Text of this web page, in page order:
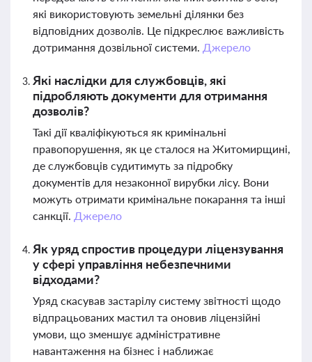
які використовують земельні ділянки без
відповідних дозволів. Це підкреслює важливість
дотримання дозвільної системи. Джерело
Які наслідки для службовців, які
підробляють документи для отримання
дозволів?
Такі дії кваліфікуються як кримінальні
правопорушення, як це сталося на Житомирщині,
де службовців судитимуть за підробку
документів для незаконної вирубки лісу. Вони
можуть отримати кримінальне покарання та інші
санкції. Джерело
Як уряд спростив процедури ліцензування
у сфері управління небезпечними
відходами?
Уряд скасував застарілу систему звітності щодо
відпрацьованих мастил та оновив ліцензійні
умови, що зменшує адміністративне
навантаження на бізнес і наближає